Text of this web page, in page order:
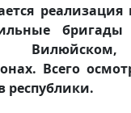
реализация
бригады
Всего
республики.